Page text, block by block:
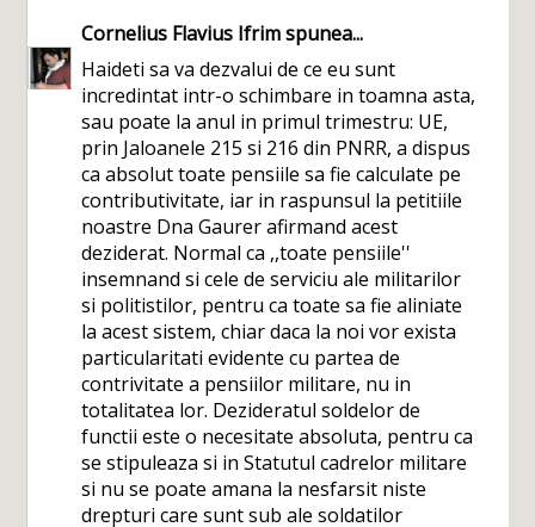
Cornelius Flavius Ifrimspunea...
Haideti sa va dezvalui de ce eu sunt
incredintat intr-o schimbare in toamna asta,
sau poate la anul in primul trimestru: UE,
prin Jaloanele 215 si 216 din PNRR, a dispus
ca absolut toate pensiile sa fie calculate pe
contributivitate, iar in raspunsul la petitiile
noastre Dna Gaurer afirmand acest
deziderat. Normal ca ,,toate pensiile''
insemnand si cele de serviciu ale militarilor
si politistilor, pentru ca toate sa fie aliniate
la acest sistem, chiar daca la noi vor exista
particularitati evidente cu partea de
contrivitate a pensiilor militare, nu in
totalitatea lor. Dezideratul soldelor de
functii este o necesitate absoluta, pentru ca
se stipuleaza si in Statutul cadrelor militare
si nu se poate amana la nesfarsit niste
drepturi care sunt sub ale soldatilor